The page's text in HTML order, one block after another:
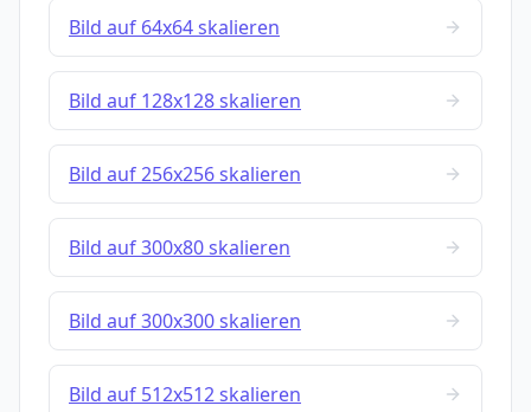
Bild auf 64x64 skalieren
Bild auf 128x128 skalieren
Bild auf 256x256 skalieren
Bild auf 300x80 skalieren
Bild auf 300x300 skalieren
Bild auf 512x512 skalieren